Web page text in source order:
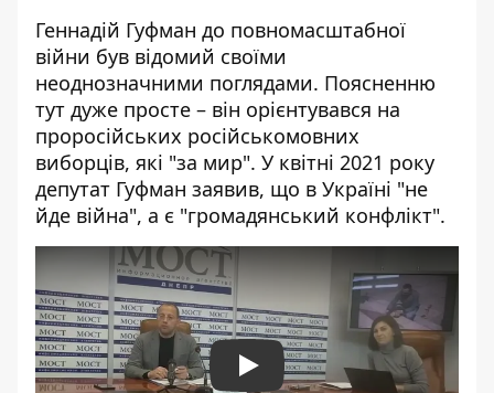
Геннадій Гуфман до повномасштабної
війни був відомий своїми
неоднозначними поглядами. Поясненню
тут дуже просте – він орієнтувався на
проросійських російськомовних
виборців, які "за мир". У квітні 2021 року
депутат Гуфман заявив, що в Україні "не
йде війна", а є "громадянський конфлікт".
Play